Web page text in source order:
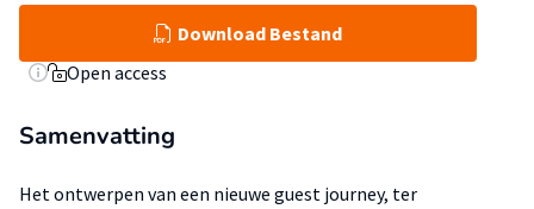
Download Bestand
Open access
Samenvatting
Het ontwerpen van een nieuwe guest journey, ter